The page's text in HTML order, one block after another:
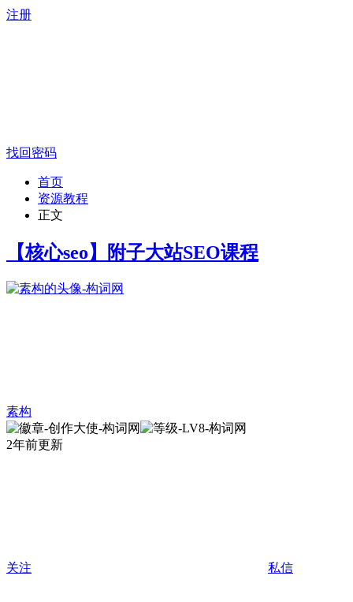
注册
找回密码
首页
资源教程
正文
【核心seo】附子大站SEO课程
素构
2年前更新
关注 私信